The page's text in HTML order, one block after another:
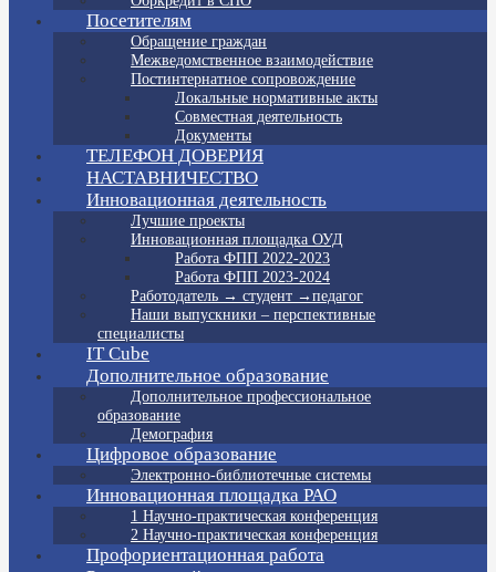
Посетителям
Обращение граждан
Межведомственное взаимодействие
Постинтернатное сопровождение
Локальные нормативные акты
Совместная деятельность
Документы
ТЕЛЕФОН ДОВЕРИЯ
НАСТАВНИЧЕСТВО
Инновационная деятельность
Лучшие проекты
Инновационная площадка ОУД
Работа ФПП 2022-2023
Работа ФПП 2023-2024
Работодатель → студент →педагог
Наши выпускники – перспективные
специалисты
IT Cube
Дополнительное образование
Дополнительное профессиональное
образование
Демография
Цифровое образование
Электронно-библиотечные системы
Инновационная площадка РАО
1 Научно-практическая конференция
2 Научно-практическая конференция
Профориентационная работа